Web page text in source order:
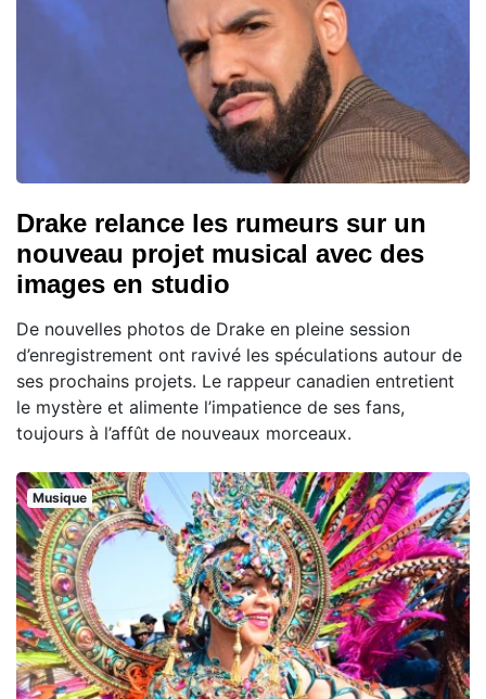
Drake relance les rumeurs sur un
nouveau projet musical avec des
images en studio
De nouvelles photos de Drake en pleine session
d’enregistrement ont ravivé les spéculations autour de
ses prochains projets. Le rappeur canadien entretient
le mystère et alimente l’impatience de ses fans,
toujours à l’affût de nouveaux morceaux.
Musique